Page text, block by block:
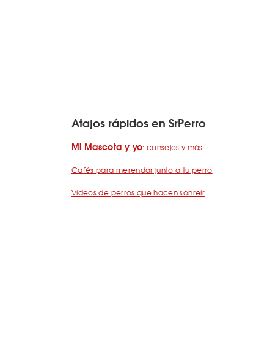
Atajos rápidos en SrPerro
Mi Mascota y yo: consejos y más
Cafés para merendar junto a tu perro
Vídeos de perros que hacen sonreír